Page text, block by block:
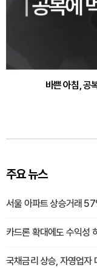
바쁜 아침, 공
주요 뉴스
서울 아파트 상승거래
카드론 확대에도 수익성
국채금리 상승, 자영업자